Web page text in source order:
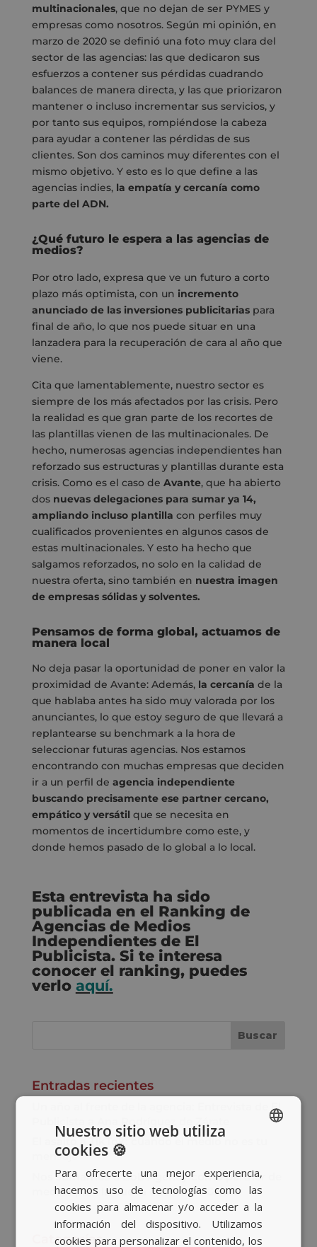
multinacionales, que no dejan de ser PYMES y
empresas como nosotros. Según mi opinión, en
marzo de 2020 se definió una foto muy clara del
sector de las agencias: las que dedicaron sus
esfuerzos a contener sus pérdidas cuadrando
balances de manera directa, y las que priorizaron
mantener o incluso incrementar sus servicios, y
por tanto sus equipos, rompiéndose la cabeza
para ayudar a contener las pérdidas de sus
clientes. Son dos caminos muy diferentes con el
mismo objetivo. Y esto es lo que define a las
agencias indies, la empatía y cercanía como
parte del ADN.
¿Qué futuro le espera a las agencias de
medios?
Por otro lado, expresa que ve un futuro a corto
plazo más optimista, con un incremento
anunciado de las inversiones publicitariaspara
final de año, lo que nos puede situar en una
lanzadera para la recuperación de cara al año que
viene.
Cita que lamentablemente, nuestro sector es
siempre de los más afectados por las crisis. Pero
la realidad es que gran parte de los recortes de
las plantillas vienen de las multinacionales. De
hecho, numerosas agencias independientes han
reforzado sus estructuras y plantillas durante esta
crisis. Como es el caso de Avante, que ha abierto
dos nuevas delegaciones para sumar ya 14,
ampliando incluso plantilla con perfiles muy
cualificados provenientes en algunos casos de
estas multinacionales. Y esto ha hecho que
salgamos reforzados, no solo en la calidad de
nuestra oferta, sino también en nuestra imagen
de empresas sólidas y solventes.
Pensamos de forma global, actuamos de
manera local
No deja pasar la oportunidad de poner en valor la
proximidad de Avante: Además, la cercanía de la
que hablaba antes ha sido muy valorada por los
anunciantes, lo que estoy seguro de que llevará a
replantearse su benchmark a la hora de
seleccionar futuras agencias. Nos estamos
encontrando con muchas empresas que deciden
ir a un perfil de agencia independiente
buscando precisamente ese partner cercano,
empático y versátil que se necesita en
momentos de incertidumbre como este, y
donde hemos pasado de lo global a lo local.
Esta entrevista ha sido
publicada en el Ranking de
Agencias de Medios
Independientes de El
Publicista. Si te interesa
conocer el ranking, puedes
verlo aquí.
Entradas recientes
Un año al frente de la agencia: Entrevista de El
El asalto a TikTok: cuando el medio no es tu
mensaje
Nos sumamos a Bob Agency como partner de
medios para la nueva cuenta de GASIB
Categorías
BASQUE
ENGLISH
Nuestro sitio web utiliza
cookies 🍪
Para ofrecerte una mejor experiencia,
hacemos uso de tecnologías como las
cookies para almacenar y/o acceder a la
información del dispositivo. Utilizamos
cookies para personalizar el contenido, los